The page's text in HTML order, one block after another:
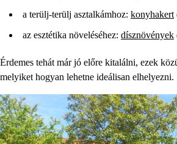
a terülj-terülj asztalkámhoz: konyhakert
az esztétika növeléséhez: dísznövények
Érdemes tehát már jó előre kitalálni, ezek
melyiket hogyan lehetne ideálisan elhelyezni.